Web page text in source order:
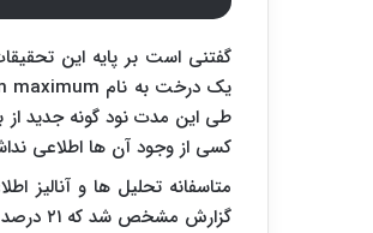
یک درخت به نام maximum
طی این مدت نود گونه جدید از
کسی از وجود آن ها اطلاعی
متاسفانه تحلیل ها و
گزارش مشخص شد که ۲۱ درصد از گونه های مختلف گیاهان کره زمین در معرض خطر انقراض هستند.